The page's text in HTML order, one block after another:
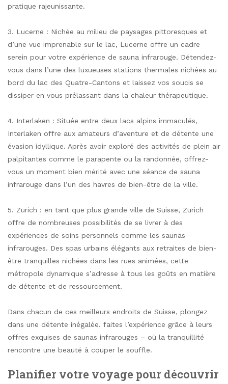
pratique rajeunissante.
3. Lucerne : Nichée au milieu de paysages pittoresques et
d’une vue imprenable sur le lac, Lucerne offre un cadre
serein pour votre expérience de sauna infrarouge. Détendez-
vous dans l’une des luxueuses stations thermales nichées au
bord du lac des Quatre-Cantons et laissez vos soucis se
dissiper en vous prélassant dans la chaleur thérapeutique.
4. Interlaken : Située entre deux lacs alpins immaculés,
Interlaken offre aux amateurs d’aventure et de détente une
évasion idyllique. Après avoir exploré des activités de plein air
palpitantes comme le parapente ou la randonnée, offrez-
vous un moment bien mérité avec une séance de sauna
infrarouge dans l’un des havres de bien-être de la ville.
5. Zurich : en tant que plus grande ville de Suisse, Zurich
offre de nombreuses possibilités de se livrer à des
expériences de soins personnels comme les saunas
infrarouges. Des spas urbains élégants aux retraites de bien-
être tranquilles nichées dans les rues animées, cette
métropole dynamique s’adresse à tous les goûts en matière
de détente et de ressourcement.
Dans chacun de ces meilleurs endroits de Suisse, plongez
dans une détente inégalée. faites l’expérience grâce à leurs
offres exquises de saunas infrarouges – où la tranquillité
rencontre une beauté à couper le souffle.
Planifier votre voyage pour découvrir